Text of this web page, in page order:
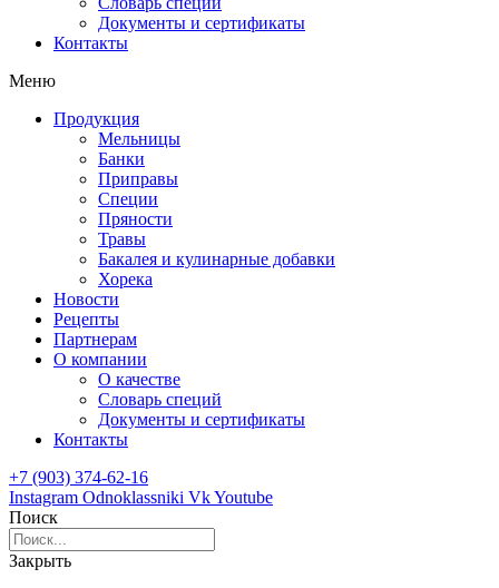
Документы и сертификаты
Контакты
Меню
Продукция
Мельницы
Банки
Приправы
Специи
Пряности
Травы
Бакалея и кулинарные добавки
Хорека
Новости
Рецепты
Партнерам
О компании
О качестве
Словарь специй
Документы и сертификаты
Контакты
+7 (903) 374-62-16
Instagram Odnoklassniki VkYoutube
Поиск
Закрыть